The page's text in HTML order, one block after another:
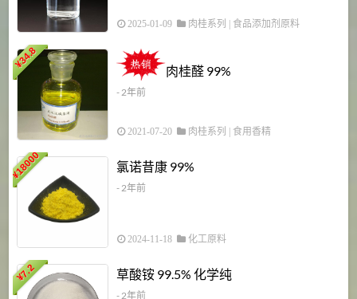
2025-01-09 肉桂系列 食品添加剂原料
¥
34.8
肉桂醛 99%
- 2年前
2021-07-20 肉桂系列 食用香精
¥
18000 氯诺昔康 99%
- 2年前
2024-11-18 化工原料
¥
7.2 草酸铵 99.5% 化学纯
- 2年前